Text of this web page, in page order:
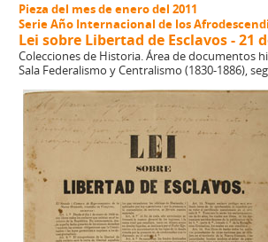
Pieza del mes de enero del 2011
Serie Año Internacional de los
Lei sobre Libertad de Esclavos - 21
Colecciones de Historia. Área de documentos
Sala Federalismo y Centralismo (1830-1886),